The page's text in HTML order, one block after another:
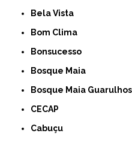
Bela Vista
Bom Clima
Bonsucesso
Bosque Maia
Bosque Maia Guarulhos
CECAP
Cabuçu